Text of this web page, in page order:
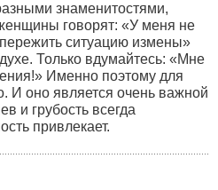
знаменитостями,
говорят: «У меня не
ситуацию измены»
Только вдумайтесь: «Мне
Именно поэтому для
И оно является очень важной
и грубость всегда
привлекает.